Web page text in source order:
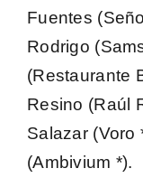
Fuentes
Rodrigo
(Restaurante
Resino (Raúl
Salazar (Voro
(Ambivium *).